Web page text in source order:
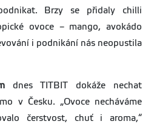
Brzy se přidaly chilli
ovoce – mango, avokádo
i podnikání nás neopustila
dnes TITBIT dokáže nechat
v Česku. „Ovoce necháváme
čerstvost, chuť i aroma,“